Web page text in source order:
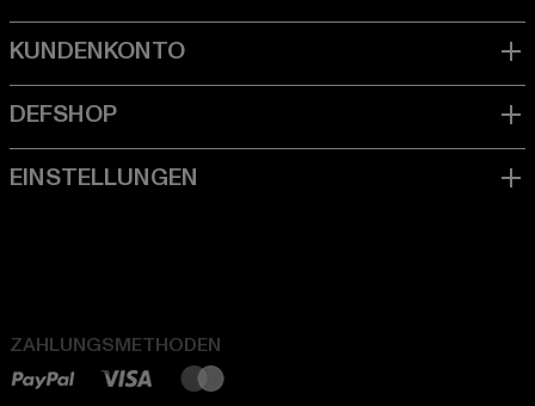
ZAHLUNGSMETHODEN